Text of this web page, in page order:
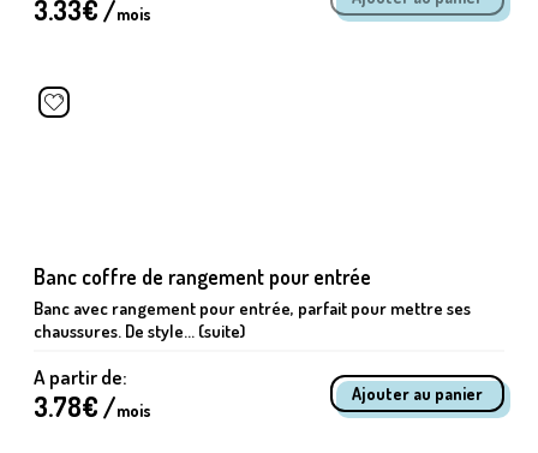
3.33€ /mois
Banc coffre de rangement pour entrée
Banc avec rangement pour entrée, parfait pour mettre ses
chaussures. De style... (suite)
A partir de:
3.78€ /mois